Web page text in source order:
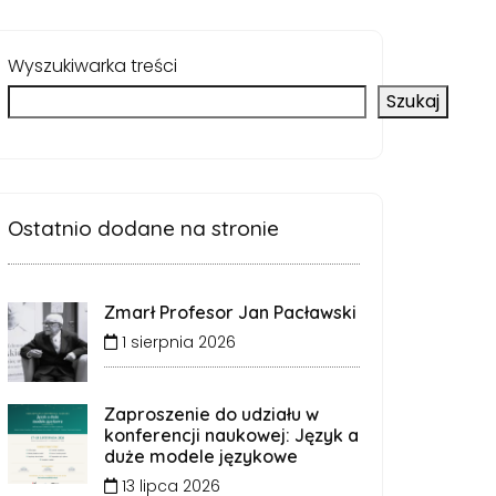
Wyszukiwarka treści
Szukaj
Ostatnio dodane na stronie
Zmarł Profesor Jan Pacławski
1 sierpnia 2026
Zaproszenie do udziału w
konferencji naukowej: Język a
duże modele językowe
13 lipca 2026